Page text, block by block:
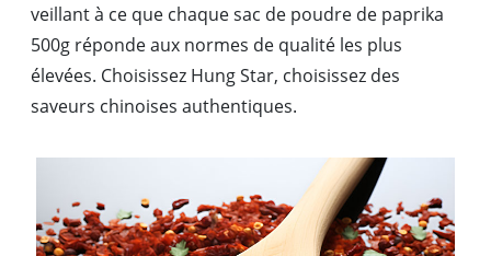
veillant à ce que chaque sac de poudre de paprika
500g réponde aux normes de qualité les plus
élevées. Choisissez Hung Star, choisissez des
saveurs chinoises authentiques.